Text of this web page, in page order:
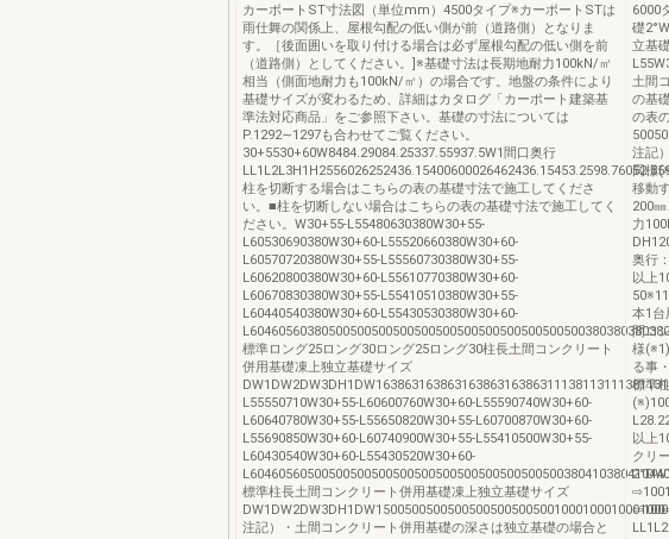
カーポートST寸法図（単位mm）4500タイプ※カーポートSTは
雨仕舞の関係上、屋根勾配の低い側が前（道路側）となりま
す。［後面囲いを取り付ける場合は必ず屋根勾配の低い側を前
（道路側）としてください。]※基礎寸法は長期地耐力100kN/㎡
相当（側面地耐力も100kN/㎡）の場合です。地盤の条件により
基礎サイズが変わるため、詳細はカタログ「カーポート建築基
準法対応商品」をご参照下さい。基礎の寸法については
P.1292∼1297も合わせてご覧ください。
30+5530+60W8484.29084.25337.55937.5W1間口奥行
柱を切断する場合はこちらの表の基礎寸法で施工してくださ
い。■柱を切断しない場合はこちらの表の基礎寸法で施工してく
ださい。W30+55-L55480630380W30+55-
L60530690380W30+60-L55520660380W30+60-
L60570720380W30+55-L55560730380W30+55-
L60620800380W30+60-L55610770380W30+60-
L60670830380W30+55-L55410510380W30+55-
L60440540380W30+60-L55430530380W30+60-
標準ロング25ロング30ロング25ロング30柱長土間コンクリート
併用基礎凍上独立基礎サイズ
L55550710W30+55-L60600760W30+60-L55590740W30+60-
L60640780W30+55-L55650820W30+55-L60700870W30+60-
L55690850W30+60-L60740900W30+55-L55410500W30+55-
L60430540W30+60-L55430520W30+60-
標準柱長土間コンクリート併用基礎凍上独立基礎サイズ
注記）・土間コンクリート併用基礎の深さは独立基礎の場合と
6000
礎
立基
土間
の基
の表
注記
同様
移動
200
力
奥行
以上
本1台
間コ
様
る事
標準
以上
クリ